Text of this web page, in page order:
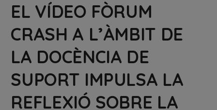
EL VÍDEO FÒRUM
CRASH A L’ÀMBIT DE
LA DOCÈNCIA DE
SUPORT IMPULSA LA
REFLEXIÓ SOBRE LA